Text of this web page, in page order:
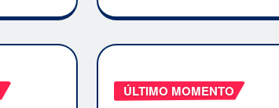
ÚLTIMO MOMENTO